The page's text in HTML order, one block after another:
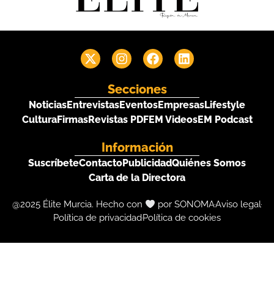
Secciones
NoticiasEntrevistasEventosEmpresasLifestyle
CulturaFirmasRevistas PDFEM VideosEM Podcast
Información
SuscríbeteContactoPublicidadQuiénes Somos
Carta de la Directora
@2025 Élite Murcia. Hecho con por SONOMAAviso legal
Política de privacidadPolítica de cookies